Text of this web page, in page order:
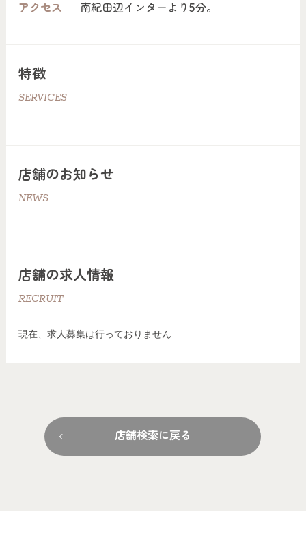
アクセス 南紀田辺インターより5分。
特徴
SERVICES
店舗のお知らせ
NEWS
店舗の求人情報
RECRUIT
現在、求人募集は行っておりません
店舗検索に戻る